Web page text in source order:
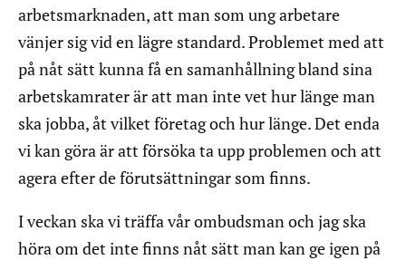
arbetsmarknaden, att man som ung arbetare
vänjer sig vid en lägre standard. Problemet med att
på nåt sätt kunna få en samanhållning bland sina
arbetskamrater är att man inte vet hur länge man
ska jobba, åt vilket företag och hur länge. Det enda
vi kan göra är att försöka ta upp problemen och att
agera efter de förutsättningar som finns.
I veckan ska vi träffa vår ombudsman och jag ska
höra om det inte finns nåt sätt man kan ge igen på